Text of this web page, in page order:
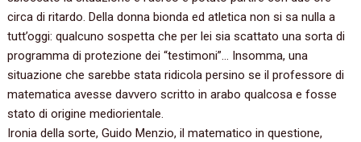
circa di ritardo.‭ ‬Della donna bionda ed atletica non si sa nulla a
tutt’oggi:‭ ‬qualcuno sospetta che per lei sia scattato una sorta di
programma di protezione dei‭ “‬testimoni‭”… ‬Insomma,‭ ‬una
situazione che sarebbe stata ridicola persino se il professore di
matematica avesse davvero scritto in arabo qualcosa e fosse
stato di origine mediorientale.
Ironia della sorte,‭ ‬Guido Menzio,‭ ‬il matematico in questione,‭